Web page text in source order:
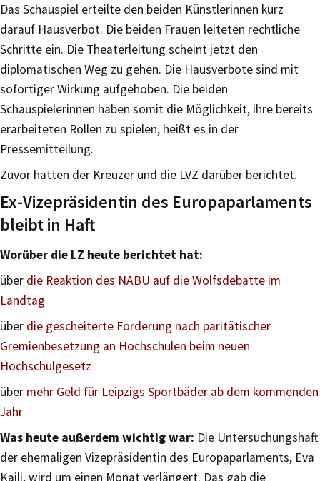
Das Schauspiel erteilte den beiden Künstlerinnen kurz
darauf Hausverbot. Die beiden Frauen leiteten rechtliche
Schritte ein. Die Theaterleitung scheint jetzt den
diplomatischen Weg zu gehen. Die Hausverbote sind mit
sofortiger Wirkung aufgehoben. Die beiden
Schauspielerinnen haben somit die Möglichkeit, ihre bereits
erarbeiteten Rollen zu spielen, heißt es in der
Pressemitteilung.
Zuvor hatten der Kreuzer und die LVZ darüber berichtet.
Ex-Vizepräsidentin des Europaparlaments
bleibt in Haft
Worüber die LZ heute berichtet hat:
über die Reaktion des NABU auf die Wolfsdebatte im
Landtag
über die gescheiterte Forderung nach paritätischer
Gremienbesetzung an Hochschulen beim neuen
Hochschulgesetz
über mehr Geld für Leipzigs Sportbäder ab dem kommenden
Jahr
Was heute außerdem wichtig war: Die Untersuchungshaft
der ehemaligen Vizepräsidentin des Europaparlaments, Eva
Kaili, wird um einen Monat verlängert. Das gab die